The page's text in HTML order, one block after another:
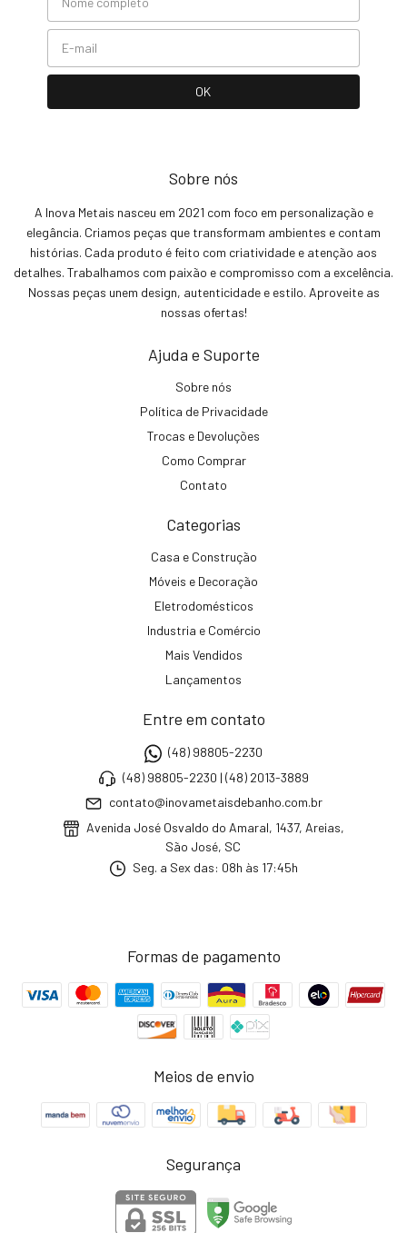
Sobre nós
A Inova Metais nasceu em 2021 com foco em personalização e
elegância. Criamos peças que transformam ambientes e contam
histórias. Cada produto é feito com criatividade e atenção aos
detalhes. Trabalhamos com paixão e compromisso com a excelência.
Nossas peças unem design, autenticidade e estilo. Aproveite as
nossas ofertas!
Ajuda e Suporte
Sobre nós
Política de Privacidade
Trocas e Devoluções
Como Comprar
Contato
Categorias
Casa e Construção
Móveis e Decoração
Eletrodomésticos
Industria e Comércio
Mais Vendidos
Lançamentos
Entre em contato
(48) 98805-2230
(48) 98805-2230 | (48) 2013-3889
contato@inovametaisdebanho.com.br
Avenida José Osvaldo do Amaral, 1437, Areias,
São José, SC
Seg. a Sex das: 08h às 17:45h
Formas de pagamento
Meios de envio
Segurança